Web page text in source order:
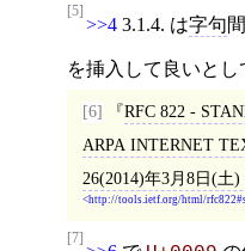
[5]
>>4 3.1.4. は字句
を挿入して良いとし
[6]
RFC 822 -
ARPA INTERNET
26(2014)年3月8日(土)
http://tools.ietf.org/html/
[7]